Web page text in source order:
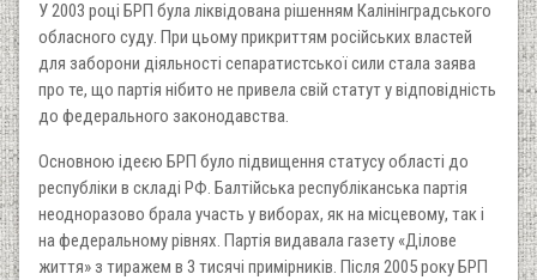
У 2003 році БРП була ліквідована рішенням Калінінградського
обласного суду. При цьому прикриттям російських властей
для заборони діяльності сепаратистської сили стала заява
про те, що партія нібито не привела свій статут у відповідність
до федерального законодавства.
Основною ідеєю БРП було підвищення статусу області до
республіки в складі РФ. Балтійська республіканська партія
неодноразово брала участь у виборах, як на місцевому, так і
на федеральному рівнях. Партія видавала газету «Ділове
життя» з тиражем в 3 тисячі примірників. Після 2005 року БРП